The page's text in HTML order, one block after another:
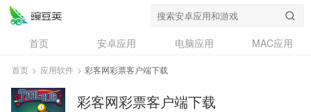
首页 安卓应用 电脑应用
MAC应用
资讯
专题
问答
首页 > 应用软件 > 彩客网彩票客户端下载
彩客网彩票客户端下载